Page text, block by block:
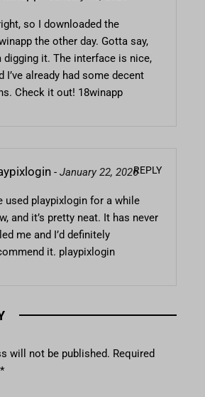
so I downloaded the
the other day. Gotta say,
digging it. The interface is nice,
I’ve already had some decent
Check it out! 18winapp
- January 22, 2026REPLY
used playpixlogin for a while
and it’s pretty neat. It has never
me and I’d definitely
it. playpixlogin
will not be published. Required
*